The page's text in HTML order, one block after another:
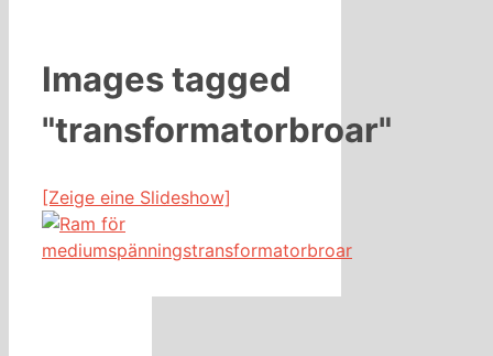
Images tagged
"transformatorbroar"
[Zeige eine Slideshow]